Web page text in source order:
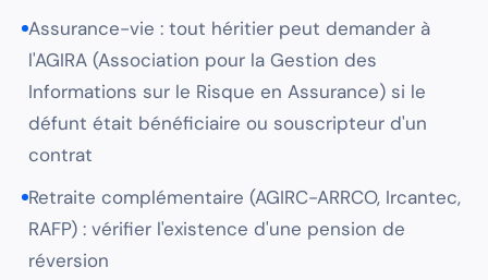
Assurance-vie : tout héritier peut demander à
l'AGIRA (Association pour la Gestion des
Informations sur le Risque en Assurance) si le
défunt était bénéficiaire ou souscripteur d'un
contrat
Retraite complémentaire (AGIRC-ARRCO, Ircantec,
RAFP) : vérifier l'existence d'une pension de
réversion